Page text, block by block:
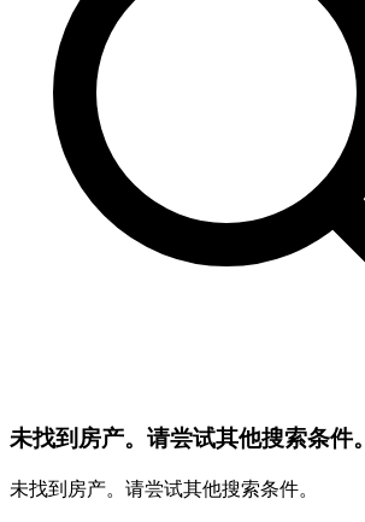
未找到房产。请尝试其他搜索条件。
未找到房产。请尝试其他搜索条件。